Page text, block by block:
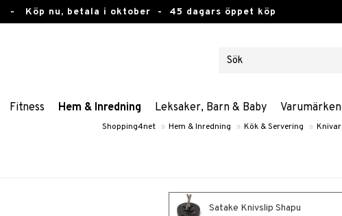
- Köp nu, betala i oktober - 45 dagars öppet köp
Fitness Hem & Inredning Leksaker, Barn & Baby Varumärken
Shopping4net » Hem & Inredning » Kök & Servering » Knivar
Satake Knivslip Shapu